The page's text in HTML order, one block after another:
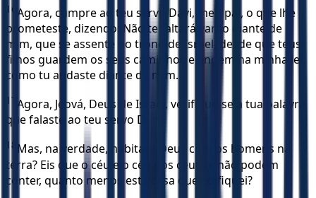
16 Agora, cumpre ao teu servo Davi, meu pai, o que lhe
prometeste, dizendo: Não te faltará varão diante de
mim, que se assente no trono de Israel, desde que teus
filhos guardem os seus caminhos e andem na minha lei,
como tu andaste diante de mim.
17 Agora, Jeová, Deus de Israel, verifique-se a tua palavra
que falaste ao teu servo Davi.
18 Mas, na verdade, habitará Deus com os homens na
terra? Eis que o céu e o céu dos céus te não podem
conter, quanto menos esta casa que edifiquei?